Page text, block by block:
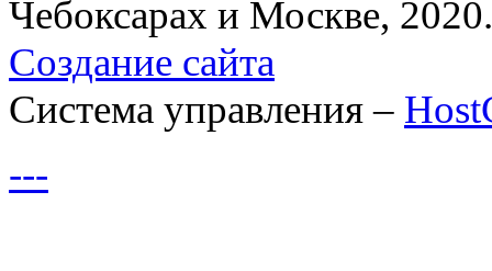
Чебоксарах и Москве, 2020.
Создание сайта
Система управления –
---